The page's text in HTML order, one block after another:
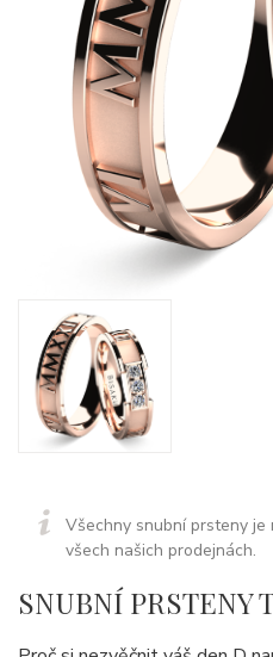
Všechny snubní prsteny
všech našich prodejnách.
SNUBNÍ PRSTENY